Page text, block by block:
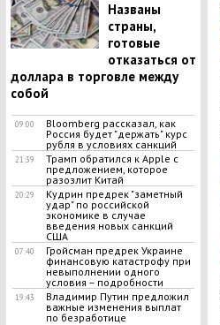
Названы
страны,
готовые
отказаться от
доллара в торговле между
собой
09:00
Bloomberg рассказал, как
Россия будет "держать" курс
рубля в условиях санкций
21:39
Трамп обратился к Apple с
предложением, которое
разозлит Китай
20:29
Кудрин предрек "заметный
удар" по российской
экономике в случае
введения новых санкций
США
07:40
Гройсман предрек Украине
финансовую катастрофу при
невыполнении одного
условия – подробности
19:43
Владимир Путин предложил
важные изменения выплат
по безработице